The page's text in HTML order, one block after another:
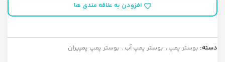
افزودن به علاقه مندی ها
دسته: بوستر پمپ , بوستر پمپ آب , بوستر پمپ پمپیران